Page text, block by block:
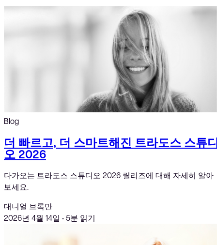
Blog
더 빠르고, 더 스마트해진 트라도스 스튜
오 2026
다가오는 트라도스 스튜디오 2026 릴리즈에 대해 자세히 알아
보세요.
대니얼 브록만
2026년 4월 14일 •5분 읽기